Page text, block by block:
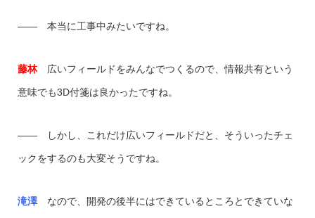
―― 本当に工事中みたいですね。
藤林 広いフィールドをみんなでつくるので、情報共有という
意味でも3D付箋は良かったですね。
―― しかし、これだけ広いフィールドだと、そういったチェ
ックをするのも大変そうですね。
滝澤なので、開発の後半にはできているところとできていな